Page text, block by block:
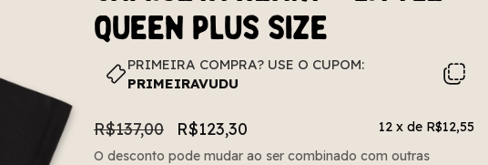
Queen Plus Size
PRIMEIRA COMPRA? USE O CUPOM:
PRIMEIRAVUDU
R$137,00 R$123,30 12 x de R$12,55
O desconto pode mudar ao ser combinado com outras